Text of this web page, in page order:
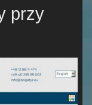
przy